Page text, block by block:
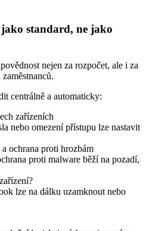
jako standard, ne jako
nejen za rozpočet, ale i za
centrálně a automaticky:
zařízeních
nebo omezení přístupu lze nastavit
ochrana proti hrozbám
proti malware běží na pozadí,
lze na dálku uzamknout nebo